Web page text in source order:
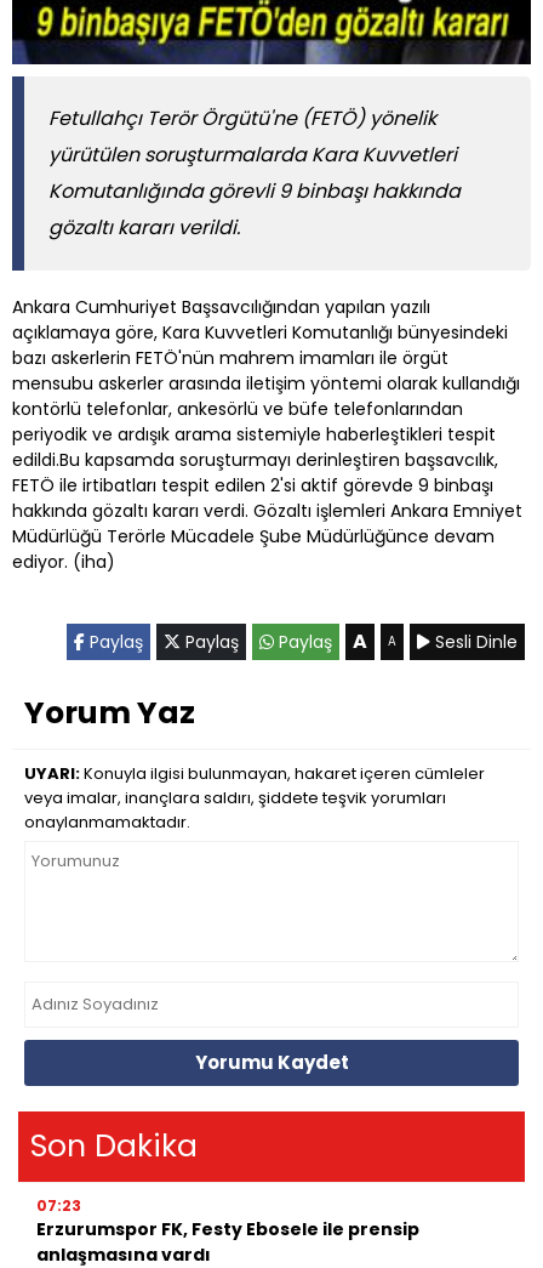
Fetullahçı Terör Örgütü'ne (FETÖ) yönelik
yürütülen soruşturmalarda Kara Kuvvetleri
Komutanlığında görevli 9 binbaşı hakkında
gözaltı kararı verildi.
Ankara Cumhuriyet Başsavcılığından yapılan yazılı
açıklamaya göre, Kara Kuvvetleri Komutanlığı bünyesindeki
bazı askerlerin FETÖ'nün mahrem imamları ile örgüt
mensubu askerler arasında iletişim yöntemi olarak kullandığı
kontörlü telefonlar, ankesörlü ve büfe telefonlarından
periyodik ve ardışık arama sistemiyle haberleştikleri tespit
edildi.Bu kapsamda soruşturmayı derinleştiren başsavcılık,
FETÖ ile irtibatları tespit edilen 2'si aktif görevde 9 binbaşı
hakkında gözaltı kararı verdi. Gözaltı işlemleri Ankara Emniyet
Müdürlüğü Terörle Mücadele Şube Müdürlüğünce devam
ediyor. (iha)
Paylaş Paylaş Paylaş A A Sesli Dinle
Yorum Yaz
UYARI:Konuyla ilgisi bulunmayan, hakaret içeren cümleler
veya imalar, inançlara saldırı, şiddete teşvik yorumları
onaylanmamaktadır.
Yorumu Kaydet
Son Dakika
07:23
Erzurumspor FK, Festy Ebosele ile prensip
anlaşmasına vardı